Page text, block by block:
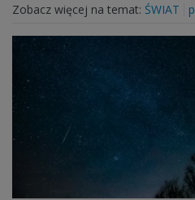
Zobacz więcej na temat: ŚWIAT